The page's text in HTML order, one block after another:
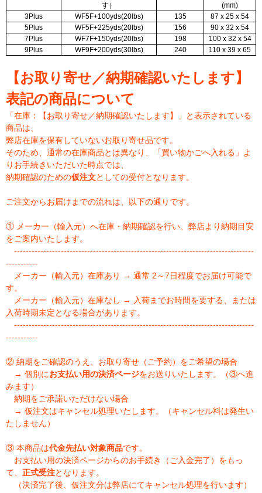
す）
(mm)
3Plus
WF5F+100yds(20lbs) 135
87 x 25 x 54
5Plus
WF5F+225yds(20lbs) 156
90 x 32 x 54
7Plus
WF7F+150yds(20lbs) 198
100 x 32 x 54
9Plus
WF9F+200yds(30lbs) 240 110 x 39 x 65
【お取り寄せ／納期確認いたします】
表記の商品について
「在庫：【お取り寄せ／納期確認いたします】」と表示されている
商品は、
弊店在庫を保有していないお取り寄せ品です。
そのため、通常の在庫商品とは異なり、「買い物かごへ入れる」よ
りお手続きいただいた時点では、
納期確認のための仮注文としての受付となります。
ご注文からお届けまでの流れは、以下の通りです。
① メーカー（輸入元）へ在庫・納期確認を行い、弊店より納期目安
をご案内いたします。
----------------------------------------------------------------------------------
-----------
メーカー（輸入元）在庫あり → 通常 2～7日程度でお届け可能で
す。
メーカー（輸入元）在庫なし → 入荷までお時間を要する、または
入荷時期未定となる場合があります。
----------------------------------------------------------------------------------
-----------
② 納期をご確認のうえ、お取り寄せ（ご予約）をご希望の場合
→ 個別にお支払い用の決済ページをお送りいたします。（③へ進
みます）
納期をご承諾いただけない場合
→ 仮注文はキャンセル処理いたします。（キャンセル料は発生い
たしません）
③ 本商品は代金先払い対象商品です。
お支払い用の決済ページからのお手続き（ご入金完了）をもっ
て、 正式受注となります。
（決済完了後、仮注文分は弊店にてキャンセル処理を行います）